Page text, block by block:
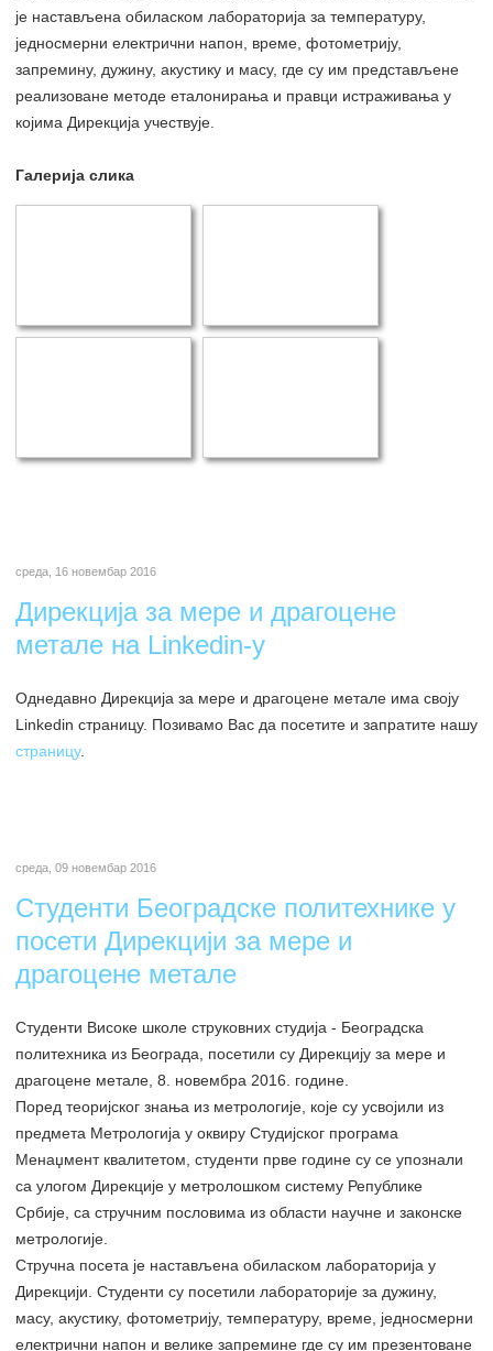
је настављена обиласком лабораторија за температуру,
једносмерни електрични напон, време, фотометрију,
запремину, дужину, акустику и масу, где су им представљене
реализоване методе еталонирања и правци истраживања у
којима Дирекција учествује.
Галерија слика
среда, 16 новембар 2016
Дирекција за мере и драгоцене
метале на Linkedin-у
Однедавно Дирекција за мере и драгоцене метале има своју
Linkedin страницу. Позивамо Вас да посетите и запратите нашу
страницу.
среда, 09 новембар 2016
Студенти Београдске политехнике у
посети Дирекцији за мере и
драгоцене метале
Студенти Високе школе струковних студија - Београдска
политехника из Београда, посетили су Дирекцију за мере и
драгоцене метале, 8. новембра 2016. године.
Поред теоријског знања из метрологије, које су усвојили из
предмета Метрологија у оквиру Студијског програма
Менаџмент квалитетом, студенти прве године су се упознали
са улогом Дирекције у метролошком систему Републике
Србије, са стручним пословима из области научне и законске
метрологије.
Стручна посета је настављена обиласком лабораторија у
Дирекцији. Студенти су посетили лабораторије за дужину,
масу, акустику, фотометрију, температуру, време, једносмерни
електрични напон и велике запремине где су им презентоване